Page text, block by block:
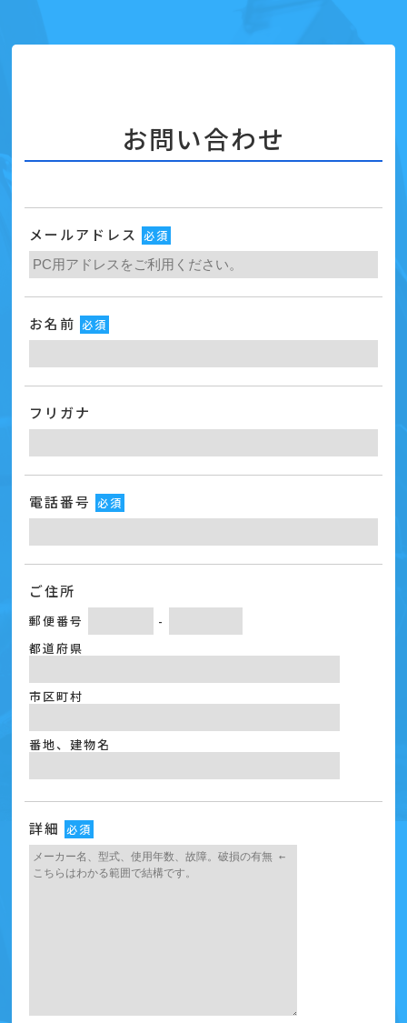
お問い合わせ
メールアドレス 必須
お名前 必須
フリガナ
電話番号 必須
ご住所
郵便番号
-
都道府県
市区町村
番地、建物名
詳細 必須